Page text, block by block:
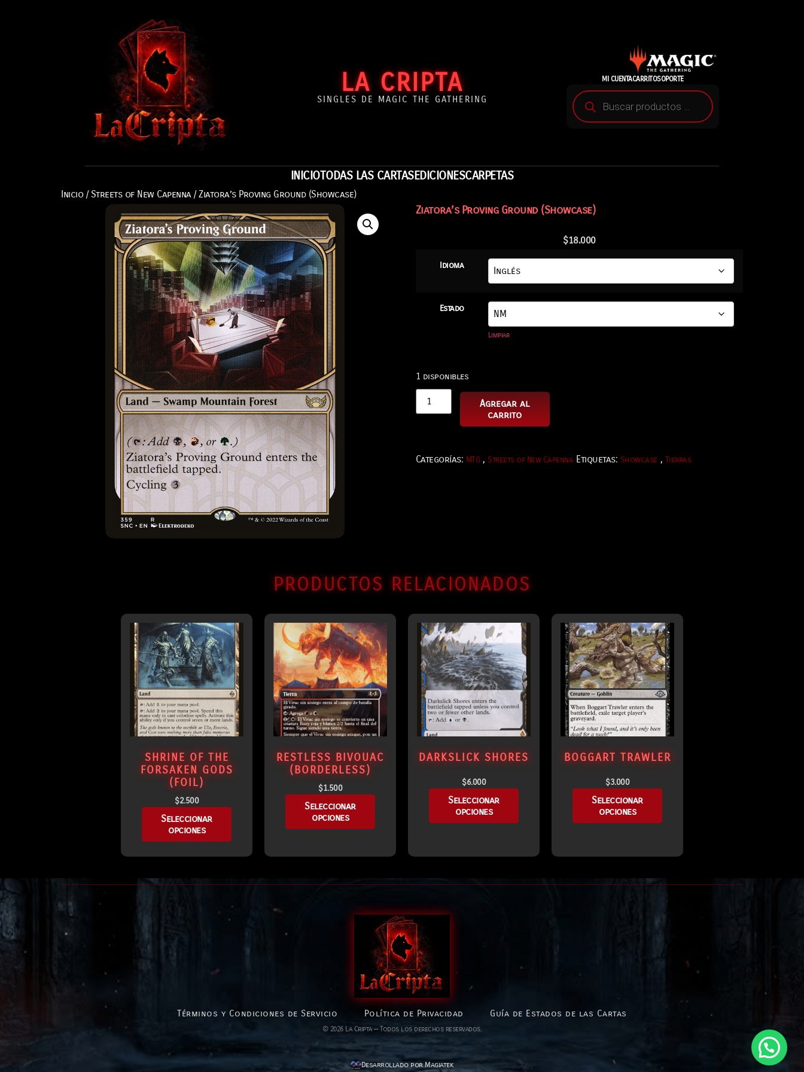
LA CRIPTA
SINGLES DE MAGIC THE GATHERING
MI CUENTACARRITOSOPORTE
INICIOTODAS LAS CARTASEDICIONESCARPETAS
Inicio/ Streets of New Capenna/ Ziatora’s Proving Ground (Showcase)
Ziatora’s Proving Ground (Showcase)
$18.000
Idioma
Estado
Limpiar
1 disponibles
Agregar al
carrito
Categorías: MTG , Streets of New Capenna Etiquetas: Showcase , Tierras
PRODUCTOS RELACIONADOS
SHRINE OF THE
FORSAKEN GODS
(FOIL)
$2.500
Seleccionar
opciones
RESTLESS BIVOUAC
(BORDERLESS)
$1.500
Seleccionar
opciones
DARKSLICK SHORES
$6.000
Seleccionar
opciones
BOGGART TRAWLER
$3.000
Seleccionar
opciones
Términos y Condiciones de Servicio Política de Privacidad Guía de Estados de las Cartas
© 2026 La Cripta — Todos los derechos reservados.
Desarrollado por Magiatek